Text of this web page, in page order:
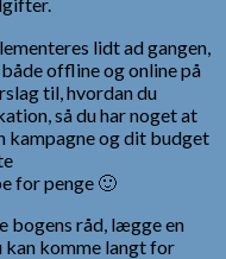
lidt ad gangen,
offline og online på
til, hvordan du
så du har noget at
kampagne og dit budget
for penge 🙂
bogens råd, lægge en
kan komme langt for